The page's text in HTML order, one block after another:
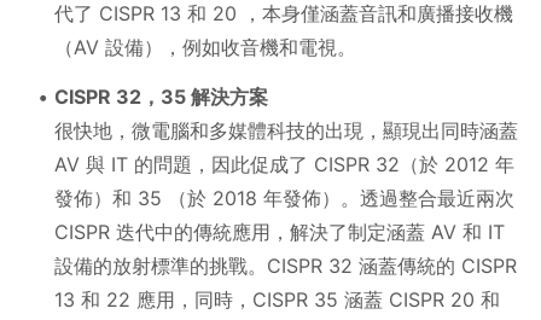
代了 CISPR 13 和 20 ，本身僅涵蓋音訊和廣播接收機
（AV 設備），例如收音機和電視。
CISPR 32，35 解決方案
很快地，微電腦和多媒體科技的出現，顯現出同時涵蓋
AV 與 IT 的問題，因此促成了 CISPR 32（於 2012 年
發佈）和 35 （於 2018 年發佈）。透過整合最近兩次
CISPR 迭代中的傳統應用，解決了制定涵蓋 AV 和 IT
設備的放射標準的挑戰。CISPR 32 涵蓋傳統的 CISPR
13 和 22 應用，同時，CISPR 35 涵蓋 CISPR 20 和